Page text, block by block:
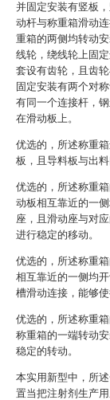
并固定安装有竖板
动杆与称重箱滑动
重箱的两侧均转动
线轮，绕线轮上固
套设有齿轮，且齿
固定安装有两个对
有同一个连接杆，
在滑动板上。
优选的，所述称重
板，且导料板与出料
优选的，所述称重
动板相互靠近的一
座，且滑动座与对
进行稳定的移动。
优选的，所述称重
相互靠近的一侧均
槽滑动连接，能够
优选的，所述称重
称重箱的一端转动
稳定的转动。
本实用新型中，所
置当把注射剂生产